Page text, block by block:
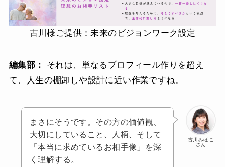
古川様ご提供：未来のビジョンワーク設定
編集部：
それは、単なるプロフィール作りを超え
て、人生の棚卸しや設計に近い作業ですね。
古川みほこ
さん
まさにそうです。その方の価値観、
大切にしていること、人柄、そして
「本当に求めているお相手像」を深
く理解する。